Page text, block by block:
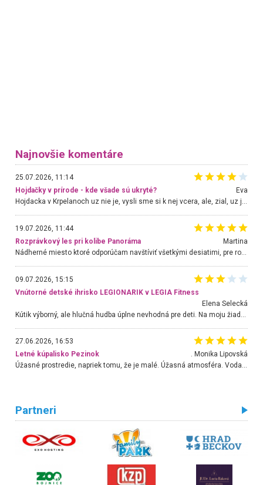
Najnovšie komentáre
25.07.2026, 11:14
Hojdačky v prírode - kde všade sú ukryté?
Eva
Hojdacka v Krpelanoch uz nie je, vysli sme si k nej vcera, ale, zial, uz je znicena. Ak sem planujete cestu len kvoli hojdacke, mozete si ju usetrit. Krasny vyhlad je tu vsak aj bez hojdacky :-)
19.07.2026, 11:44
Rozprávkový les pri kolibe Panoráma
Martina
Nádherné miesto ktoré odporúčam navštíviť všetkými desiatimi, pre rodiny s deťmi, dôchodcom... Proste a jednoducho ozaj rozprávkový les.. určite ešte prídeme. Odniesli sme si na pamiatku krásne tričká,
09.07.2026, 15:15
Vnútorné detské ihrisko LEGIONARIK v LEGIA Fitness
Elena Selecká
27.06.2026, 16:53
Letné kúpalisko Pezinok
. Monika Lipovská
Úžasné prostredie, napriek tomu, že je malé. Úžasná atmosféra. Voda fantastická a nádherná. Ľudí je pomerne veľa, ale su mili a ohľaduplní. Je veľmi zaujímavé sledovať, ako dokážu spolu športovať cudzí ľudia a bez ohľadu na vek. Vládne tu pohoda. Vnuka neviem dostať z vody. Ďakujem za krásny deň . Urcite sa sem vrátim. Jediný problém je s parkovaním, ale aj ten sa mi podarilo vyriešiť. Monika Bratislava
Partneri